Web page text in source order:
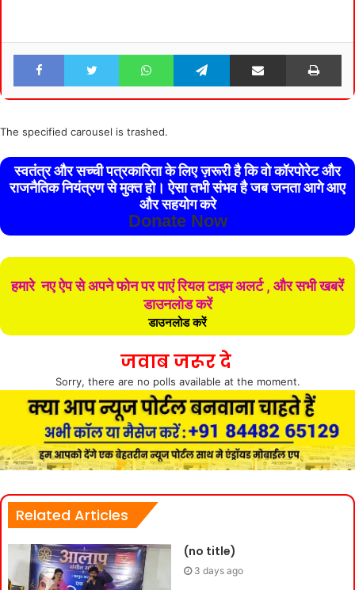
Facebook Twitter WhatsApp Telegram Share via Email
The specified carousel is trashed.
स्वतंत्र और सच्ची पत्रकारिता के लिए ज़रूरी है कि वो कॉरपोरेट और
राजनैतिक नियंत्रण से मुक्त हो। ऐसा तभी संभव है जब जनता आगे आए
और सहयोग करे
Donate Now
हमारे नए ऐप से अपने फोन पर पाएं रियल टाइम अलर्ट , और सभी खबरें
डाउनलोड करें
डाउनलोड करें
जवाब जरूर दे
Sorry, there are no polls available at the moment.
Related Articles
(no title)
3 days ago